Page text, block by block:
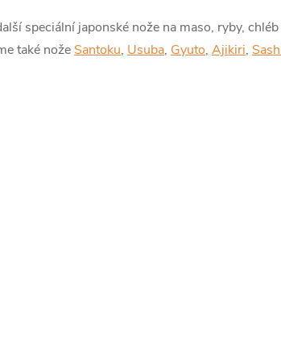
speciální japonské nože na maso, ryby,
také nože Santoku, Usuba, Gyuto, Ajikiri,